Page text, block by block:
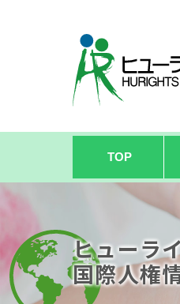
TOP
ヒューラ
国際人権